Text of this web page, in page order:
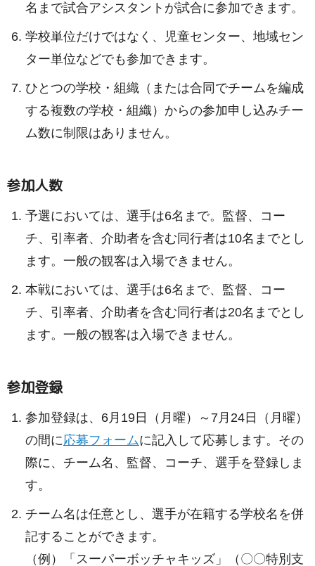
名まで試合アシスタントが試合に参加できます。
学校単位だけではなく、児童センター、地域セン
ター単位などでも参加できます。
ひとつの学校・組織（または合同でチームを編成
する複数の学校・組織）からの参加申し込みチー
ム数に制限はありません。
参加人数
予選においては、選手は6名まで。監督、コー
チ、引率者、介助者を含む同行者は10名までとし
ます。一般の観客は入場できません。
本戦においては、選手は6名まで、監督、コー
チ、引率者、介助者を含む同行者は20名までとし
ます。一般の観客は入場できません。
参加登録
参加登録は、6月19日（月曜）～7月24日（月曜）
の間に応募フォームに記入して応募します。その
際に、チーム名、監督、コーチ、選手を登録しま
す。
チーム名は任意とし、選手が在籍する学校名を併
記することができます。
（例）「スーパーボッチャキッズ」（〇〇特別支